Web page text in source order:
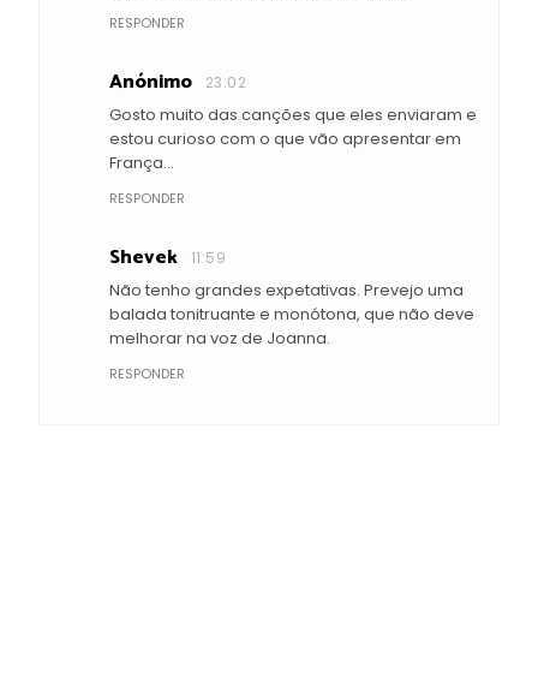
RESPONDER
Anónimo 23:02
Gosto muito das canções que eles enviaram e
estou curioso com o que vão apresentar em
França...
RESPONDER
Shevek 11:59
Não tenho grandes expetativas. Prevejo uma
balada tonitruante e monótona, que não deve
melhorar na voz de Joanna.
RESPONDER